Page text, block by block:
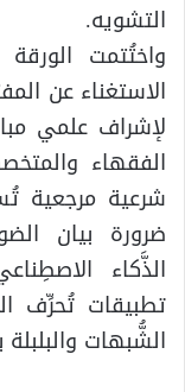
التشويه.
واختُتمت
الاستغناء عن
لإشراف علمي
الفقهاء
شرعية مرجعية
ضرورة بيان
الذَّكاء
تطبيقات تُحرِّف
الشُّبهات